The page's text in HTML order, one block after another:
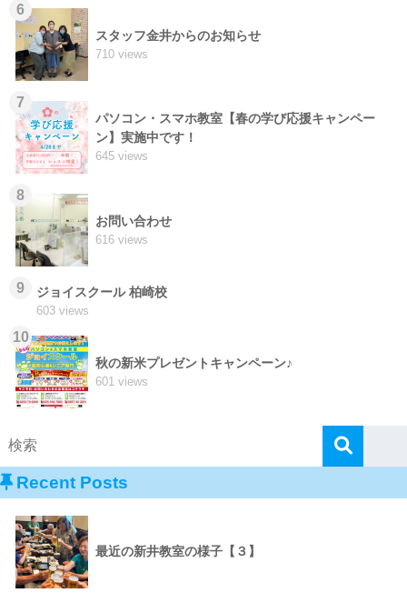
6
スタッフ金井からのお知らせ
710 views
7
パソコン・スマホ教室【春の学び応援キャンペー
ン】実施中です！
645 views
8
お問い合わせ
616 views
9 ジョイスクール 柏崎校
603 views
10
秋の新米プレゼントキャンペーン♪
601 views
Recent Posts
最近の新井教室の様子【３】